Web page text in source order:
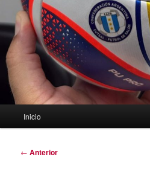
Inicio
Navegación
← Anterior